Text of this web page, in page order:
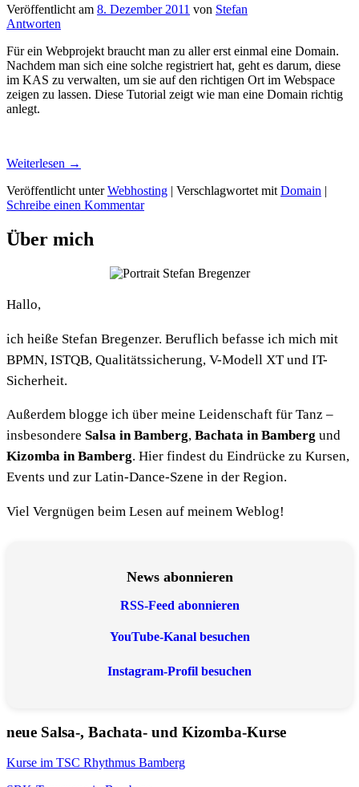
Veröffentlicht am 8. Dezember 2011 von Stefan
Antworten
Für ein Webprojekt braucht man zu aller erst einmal eine Domain.
Nachdem man sich eine solche registriert hat, geht es darum, diese
im KAS zu verwalten, um sie auf den richtigen Ort im Webspace
zeigen zu lassen. Diese Tutorial zeigt wie man eine Domain richtig
anlegt.
Weiterlesen →
Veröffentlicht unter Webhosting | Verschlagwortet mit Domain |
Schreibe einen Kommentar
Über mich
Hallo,
ich heiße Stefan Bregenzer. Beruflich befasse ich mich mit
BPMN, ISTQB, Qualitätssicherung, V-Modell XT und IT-
Sicherheit.
Außerdem blogge ich über meine Leidenschaft für Tanz –
insbesondere Salsa in Bamberg, Bachata in Bamberg und
Kizomba in Bamberg. Hier findest du Eindrücke zu Kursen,
Events und zur Latin-Dance-Szene in der Region.
Viel Vergnügen beim Lesen auf meinem Weblog!
News abonnieren
RSS-Feed abonnieren
YouTube-Kanal besuchen
Instagram-Profil besuchen
neue Salsa-, Bachata- und Kizomba-Kurse
Kurse im TSC Rhythmus Bamberg